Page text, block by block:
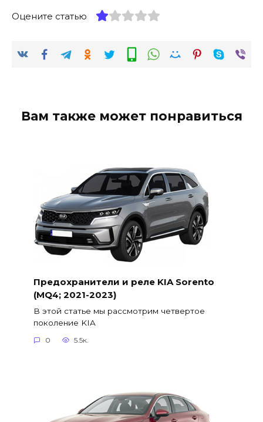
Оцените статью
Вам также может понравиться
Предохранители и реле KIA Sorento
(MQ4; 2021-2023)
В этой статье мы рассмотрим четвертое
поколение KIA
0 5.5к.